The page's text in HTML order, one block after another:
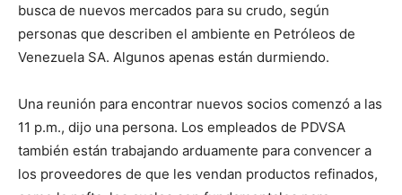
busca de nuevos mercados para su crudo, según
personas que describen el ambiente en Petróleos de
Venezuela SA. Algunos apenas están durmiendo.
Una reunión para encontrar nuevos socios comenzó a las
11 p.m., dijo una persona. Los empleados de PDVSA
también están trabajando arduamente para convencer a
los proveedores de que les vendan productos refinados,